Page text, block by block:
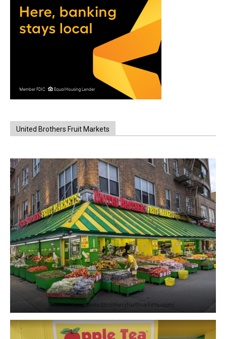
United Brothers Fruit Markets
https://www.unitedbrothersfruitmarkets.com/